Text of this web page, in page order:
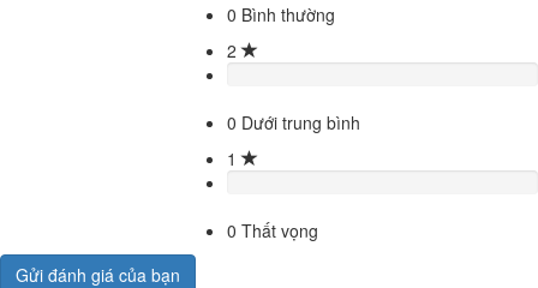
0 Bình thường
2
0 Dưới trung bình
1
0 Thất vọng
Gửi đánh giá của bạn